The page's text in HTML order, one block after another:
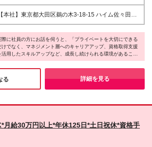
職をつけて長く活躍したい方 ★コミュニケーション
を大切にできる方 人柄重視の採用を行っています。
力を考慮して決定します ※試用期間6ヶ月(契約社
員/月給23万円)。その後、正社員登用を前提としてい
センティブの支給も検討中など、還元する仕組みづ
を進めています。 ＜入社後頑張り次第でこんな
格をGETできます！＞ 建築系：電気工事士、施工
ー、LEDコーディネーターなど →資格取得に向け
、参考書代、受験費用、外部研修（限度額あり）等
サポートがあります！
【本社】東京都大田区鵜の木3-18-15 ハイム佐々田
ません。腰を据えて長く働ける環境
す。 ※(変更の範囲)上記を除く当社関連勤務地
際に社員の方にお話を伺うと、「プライベートを大切にできる
けでなく、マネジメント層へのキャリアアップ、資格取得支援
活用したスキルアップなど、成長し続けられる環境があること
魅力です」と語ってくれました。
人数ならではの風通しの良さがあり、一人ひとりの事情に寄り
ってくれる温かい社風も同社の特徴です。プライベートの充実
自身の成長も諦めたくない方に、ぜひ応募をお勧めしたい一社
る 詳細を見る
月給30万円以上*年休125日*土日祝休*資格手